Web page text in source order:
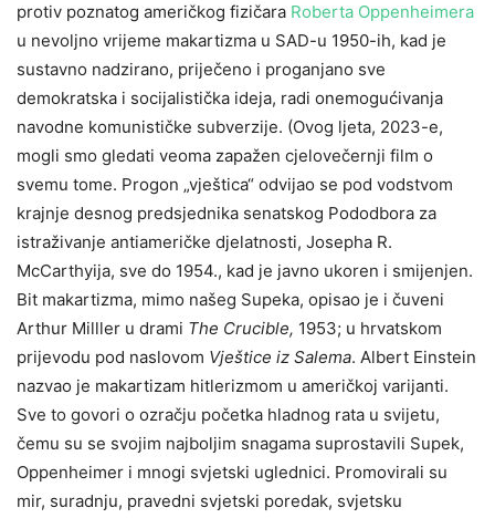
protiv poznatog američkog fizičara Roberta Oppenheimera
u nevoljno vrijeme makartizma u SAD-u 1950-ih, kad je
sustavno nadzirano, priječeno i proganjano sve
demokratska i socijalistička ideja, radi onemogućivanja
navodne komunističke subverzije. (Ovog ljeta, 2023-e,
mogli smo gledati veoma zapažen cjelovečernji film o
svemu tome. Progon „vještica“ odvijao se pod vodstvom
krajnje desnog predsjednika senatskog Pododbora za
istraživanje antiameričke djelatnosti, Josepha R.
McCarthyija, sve do 1954., kad je javno ukoren i smijenjen.
Bit makartizma, mimo našeg Supeka, opisao je i čuveni
Arthur Milller u drami The Crucible, 1953; u hrvatskom
prijevodu pod naslovom Vještice iz Salema. Albert Einstein
nazvao je makartizam hitlerizmom u američkoj varijanti.
Sve to govori o ozračju početka hladnog rata u svijetu,
čemu su se svojim najboljim snagama suprostavili Supek,
Oppenheimer i mnogi svjetski uglednici. Promovirali su
mir, suradnju, pravedni svjetski poredak, svjetsku